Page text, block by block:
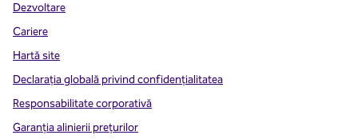
Dezvoltare
Cariere
Hartă site
Declarația globală privind confidenţialitatea
Responsabilitate corporativă
Garanția alinierii prețurilor